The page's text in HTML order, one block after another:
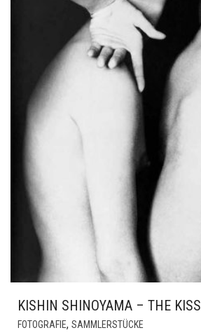
KISHIN SHINOYAMA – THE KISS
FOTOGRAFIE, SAMMLERSTÜCKE